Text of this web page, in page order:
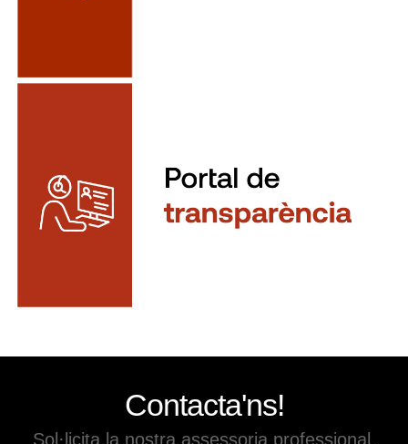
Contacta'ns!
Sol·licita la nostra assessoria professional.